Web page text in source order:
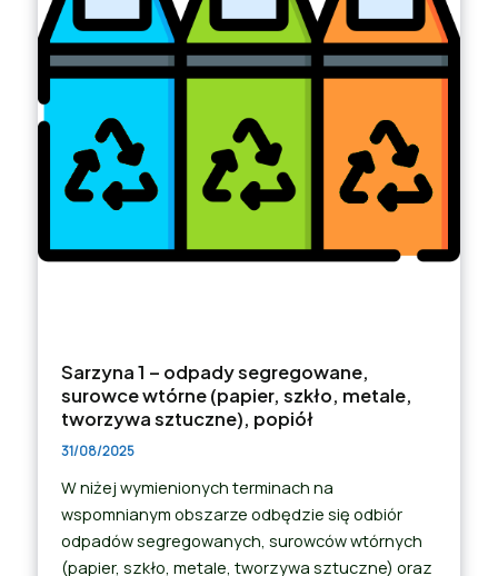
Sarzyna 1 – odpady segregowane,
surowce wtórne (papier, szkło, metale,
tworzywa sztuczne), popiół
31/08/2025
W niżej wymienionych terminach na
wspomnianym obszarze odbędzie się odbiór
odpadów segregowanych, surowców wtórnych
(papier, szkło, metale, tworzywa sztuczne) oraz